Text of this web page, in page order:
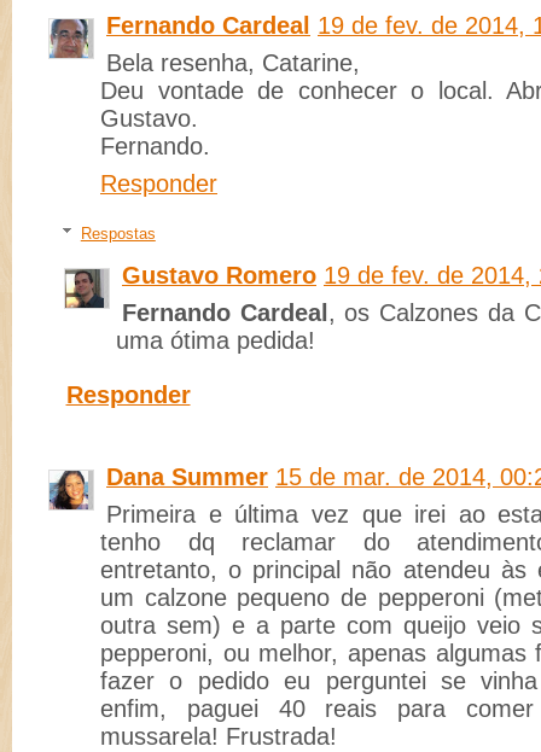
Fernando Cardeal 19 de fev. de 2014,
Bela resenha, Catarine,
Deu vontade de conhecer o local.
Gustavo.
Fernando.
Responder
Respostas
Gustavo Romero 19 de fev. de 2014,
Fernando Cardeal, os Calzones da
uma ótima pedida!
Responder
Dana Summer 15 de mar. de 2014,
Primeira e última vez que irei ao
tenho dq reclamar do
entretanto, o principal não atendeu às
um calzone pequeno de pepperoni
outra sem) e a parte com queijo veio
pepperoni, ou melhor, apenas algumas
fazer o pedido eu perguntei se
enfim, paguei 40 reais para
mussarela! Frustrada!